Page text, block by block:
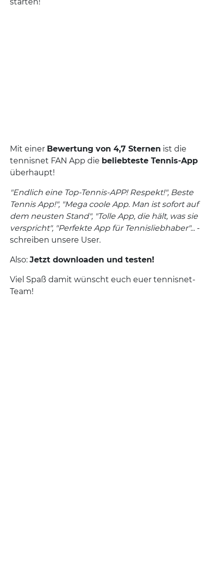
Mit einer Bewertung von 4,7 Sternen ist die
tennisnet FAN App die beliebteste Tennis-App
überhaupt!
"Endlich eine Top-Tennis-APP! Respekt!", Beste
Tennis App!", "Mega coole App. Man ist sofort auf
dem neusten Stand", "Tolle App, die hält, was sie
verspricht", "Perfekte App für Tennisliebhaber"... -
schreiben unsere User.
Also: Jetzt downloaden und testen!
Viel Spaß damit wünscht euch euer tennisnet-
Team!